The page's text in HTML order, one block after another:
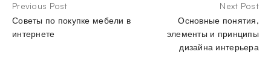
Previous Post
Советы по покупке мебели в
интернете
Next Post
Основные понятия,
элементы и принципы
дизайна интерьера